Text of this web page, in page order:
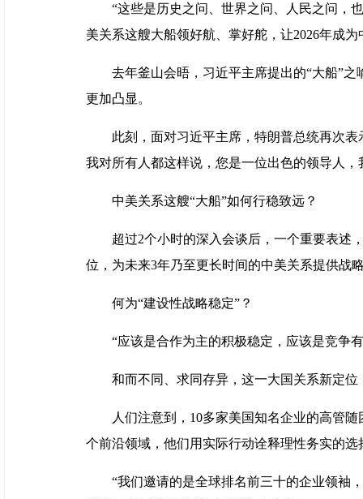
“这些是历史之问、世界之问、人民之问，
美关系这艘大船领好航、掌好舵，让2026年成
去年釜山会晤，习近平主席提出的“大船”
更加凸显。
此刻，面对习近平主席，特朗普总统再次
我对所有人都这样说，您是一位出色的领导人
中美关系这艘“大船”如何行稳致远？
超过2个小时的深入会谈后，一个重要表述
位，为未来3年乃至更长时间的中美关系提供战
何为“建设性战略稳定”？
“应该是合作为主的积极稳定，应该是竞争
和而不同、求同存异，这一大国关系新定
人们注意到，10多家美国知名企业的高管
个前沿领域，他们用实际行动诠释理性务实的选
“我们邀请的是全球排名前三十的企业领袖